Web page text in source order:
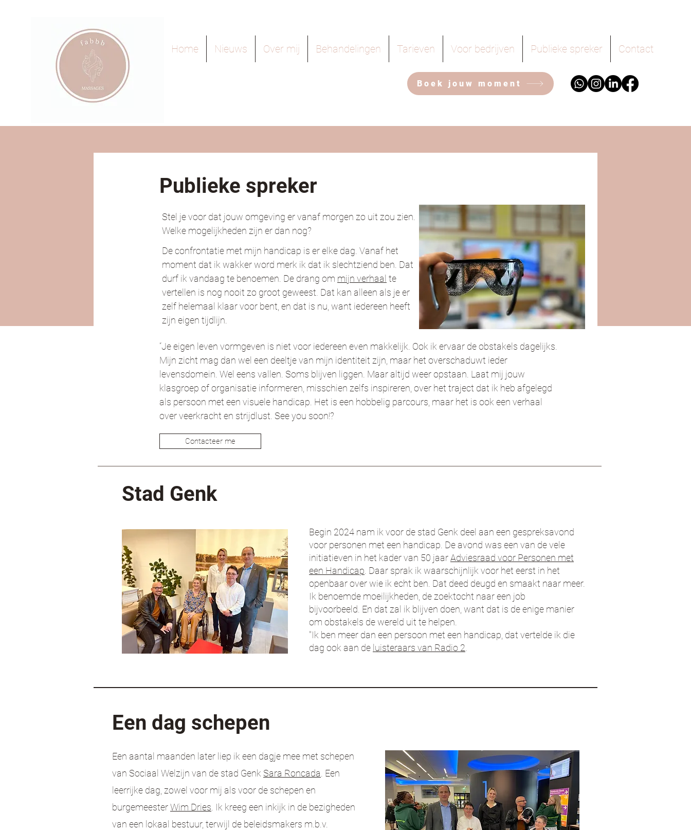
Home Nieuws Over mij Behandelingen Tarieven Voor bedrijven Publieke spreker Contact
Boek jouw moment
Publieke spreker
Stel je voor dat jouw omgeving er vanaf morgen zo uit zou zien.
Welke mogelijkheden zijn er dan nog?
De confrontatie met mijn handicap is er elke dag. Vanaf het
moment dat ik wakker word merk ik dat ik slechtziend ben. Dat
durf ik vandaag te benoemen. De drang om mijn verhaal te
vertellen is nog nooit zo groot geweest. Dat kan alleen als je er
zelf helemaal klaar voor bent, en dat is nu, want iedereen heeft
zijn eigen tijdlijn.
“Je eigen leven vormgeven is niet voor iedereen even makkelijk. Ook ik ervaar de obstakels dagelijks.
Mijn zicht mag dan wel een deeltje van mijn identiteit zijn, maar het overschaduwt ieder
levensdomein. Wel eens vallen. Soms blijven liggen. Maar altijd weer opstaan. Laat mij jouw
klasgroep of organisatie informeren, misschien zelfs inspireren, over het traject dat ik heb afgelegd
als persoon met een visuele handicap. Het is een hobbelig parcours, maar het is ook een verhaal
over veerkracht en strijdlust. See you soon!?
Contacteer me
Stad Genk
Begin 2024 nam ik voor de stad Genk deel aan een gespreksavond
voor personen met een handicap. De avond was een van de vele
initiatieven in het kader van 50 jaarAdviesraad voor Personen met
een Handicap . Daar sprak ik waarschijnlijk voor het eerst in het
openbaar over wie ik echt ben. Dat deed deugd en smaakt naar meer.
Ik benoemde moeilijkheden, de zoektocht naar een job
bijvoorbeeld. En dat zal ik blijven doen, want dat is de enige manier
om obstakels de wereld uit te helpen.
"Ik ben meer dan een persoon met een handicap, dat vertelde ik die
dag ook aan de luisteraars van Radio 2
Een dag schepen
Een aantal maanden later liep ik een dagje mee met schepen
van Sociaal Welzijn van de stad Genk Sara Roncada . Een
leerrijke dag, zowel voor mij als voor de schepen en
burgemeesterWim Dries . Ik kreeg een inkijk in de bezigheden
van een lokaal bestuur, terwijl de beleidsmakers m.b.v.